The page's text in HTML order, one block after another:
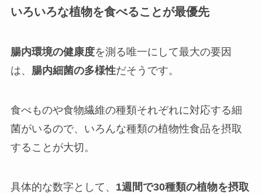
いろいろな植物を食べることが最優先
腸内環境の健康度を測る唯一にして最大の要因
は、 腸内細菌の多様性だそうです。
食べものや食物繊維の種類それぞれに対応する細
菌がいるので、いろんな種類の植物性食品を摂取
することが大切。
具体的な数字として、 1週間で30種類の植物を摂取